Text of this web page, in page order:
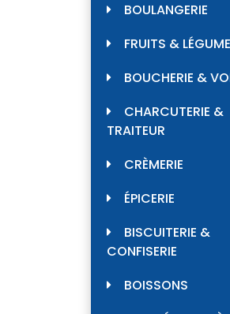
BOULANGERIE
FRUITS &
BOUCHERIE &
CHARCUTERIE &
TRAITEUR
CRÈMERIE
ÉPICERIE
BISCUITERIE &
CONFISERIE
BOISSONS